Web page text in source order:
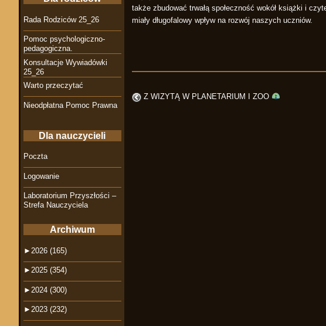
także zbudować trwałą społeczność wokół książki i
miały długofalowy wpływ na rozwój naszych uczniów.
Z WIZYTĄ W PLANETARIUM I ZOO
Rada Rodziców 25_26
Pomoc psychologiczno-
pedagogiczna.
Konsultacje Wywiadówki
25_26
Warto przeczytać
Nieodpłatna Pomoc Prawna
Dla nauczycieli
Poczta
Logowanie
Laboratorium Przyszłości –
Strefa Nauczyciela
Archiwum
► 2026 (165)
► 2025 (354)
► 2024 (300)
► 2023 (232)